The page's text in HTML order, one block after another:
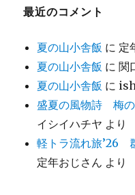
最近のコメント
夏の山小舎飯 に 定
夏の山小舎飯 に関
夏の山小舎飯 に
盛夏の風物詩 梅の
イシイハチヤ より
軽トラ流れ旅’26
定年おじさん より